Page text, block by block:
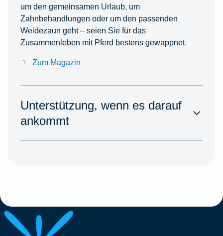
um den gemeinsamen Urlaub, um
Zahnbehandlungen oder um den passenden
Weidezaun geht – seien Sie für das
Zusammenleben mit Pferd bestens gewappnet.
Zum Magazin
Unterstützung, wenn es darauf
ankommt